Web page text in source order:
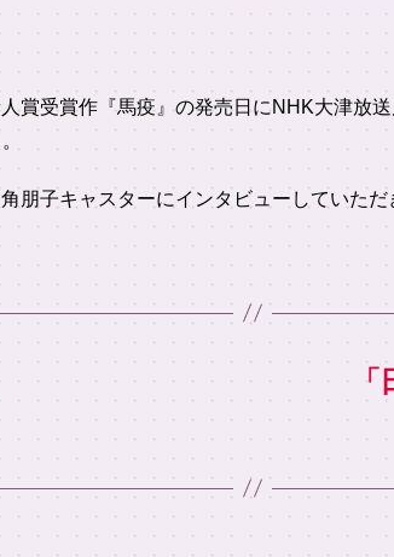
賞受賞作『馬疫』の発売日にNHK大津放
朋子キャスターにインタビューしていただ